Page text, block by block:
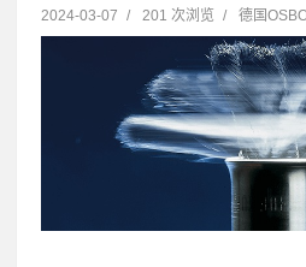
2024-03-07 / 201 次浏览 / 德国